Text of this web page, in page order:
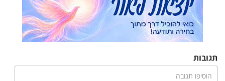
תגובות
הוסיפו תגובה